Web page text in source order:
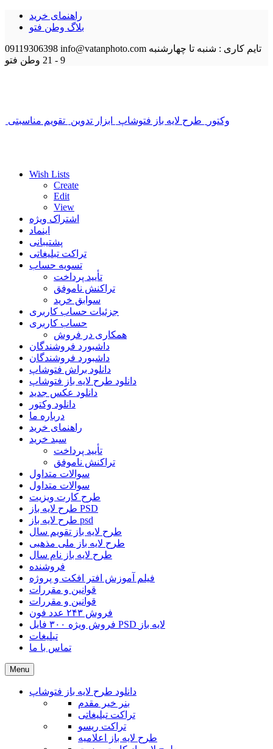
راهنمای خرید
بلاگ وطن فتو
09119306398 info@vatanphoto.com تایم کاری : شنبه تا چهارشنبه
9 - 21
وطن فتو
وکتور طرح لایه باز فتوشاپ ابزار تدوین تقویم مناسبتی
Wish Lists
Create
Edit
View
اشتراک ویژه
اینماد
پشتیبانی
تراکت تبلیغاتی
تسویه حساب
تأیید پرداخت
تراکنش ناموفق
سوابق خرید
جزئیات حساب کاربری
حساب کاربری
همکاری در فروش
داشبورد فروشندگان
داشبورد فروشندگان
دانلود براش فتوشاپ
دانلود طرح لایه باز فتوشاپ
دانلود عکس جدید
دانلود وکتور
درباره ما
راهنمای خرید
سبد خرید
تأیید پرداخت
تراکنش ناموفق
سوالات متداول
سوالات متداول
طرح کارت ویزیت
طرح لایه باز PSD
طرح لایه باز psd
طرح لایه باز تقویم سال
طرح لایه باز ملی مذهبی
طرح لایه باز نام سال
فروشنده
فیلم آموزش افتر افکت و پروژه
قوانین و مقررات
قوانین و مقررات
فروش ۲۴۳ عدد فون
فروش ویژه ۳۰۰ فایل PSD لایه باز
تبلیغات
تماس با ما
Menu
دانلود طرح لایه باز فتوشاپ
بنر خیر مقدم
تراکت تبلیغاتی
تراکت ریسو
طرح لایه باز اعلامیه